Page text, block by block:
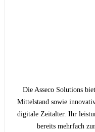
Die Asseco Solutions
Mittelstand sowie
digitale Zeitalter. Ihr
bereits mehrfach